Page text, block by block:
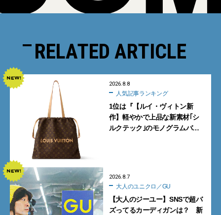
RELATED ARTICLE
2026.8.8
人気記事ランキング
1位は『【ルイ・ヴィトン新
作】軽やかで上品な新素材｢シ
ルクテック｣のモノグラムバッ
2026.8.7
大人のユニクロ／GU
【大人のジーユー】SNSで超バ
ズってるカーディガンは？ 新